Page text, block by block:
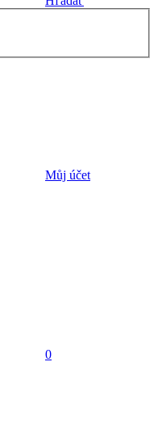
Můj účet
0